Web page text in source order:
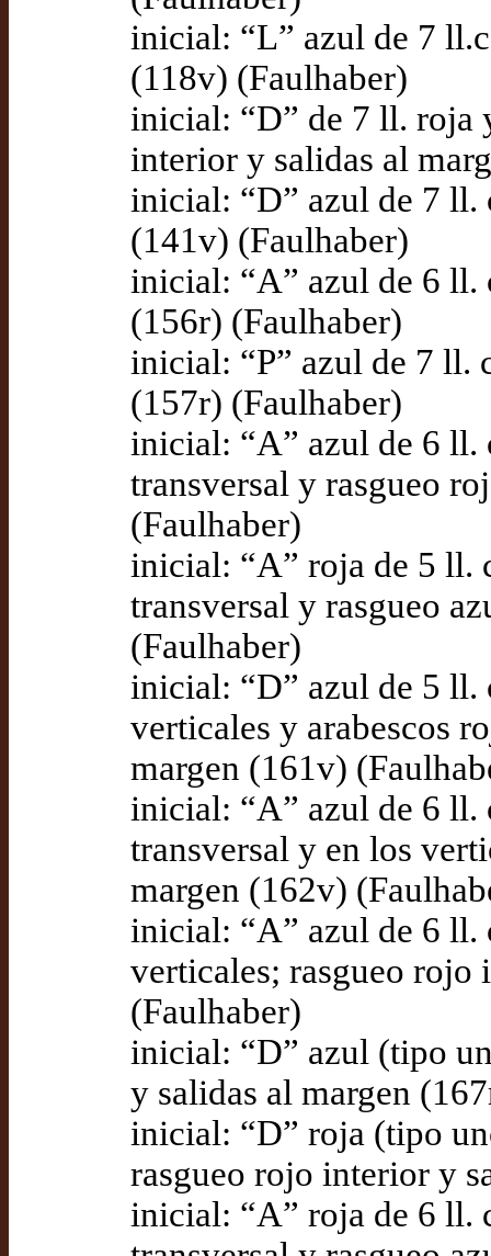
inicial: “L” azul de 7
(118v) (Faulhaber)
inicial: “D” de 7 ll. roja
interior y salidas al
inicial: “D” azul de 7 ll.
(141v) (Faulhaber)
inicial: “A” azul de 6 ll.
(156r) (Faulhaber)
inicial: “P” azul de 7 ll.
(157r) (Faulhaber)
inicial: “A” azul de 6 ll.
transversal y rasgueo
(Faulhaber)
inicial: “A” roja de 5 ll.
transversal y rasgueo
(Faulhaber)
inicial: “D” azul de 5 ll.
verticales y arabescos
margen (161v)
inicial: “A” azul de 6 ll.
transversal y en los
margen (162v)
inicial: “A” azul de 6 ll.
verticales; rasgueo rojo
(Faulhaber)
inicial: “D” azul (tipo
y salidas al margen
inicial: “D” roja (tipo
rasgueo rojo interior y
inicial: “A” roja de 6 ll.